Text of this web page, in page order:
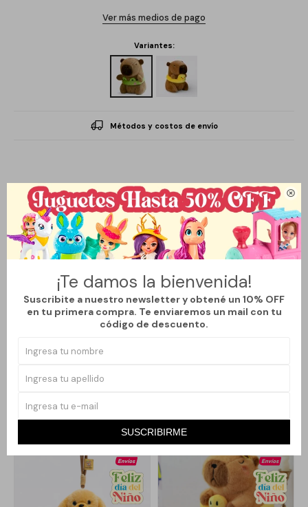

¡Te damos la bienvenida!
Suscribite a nuestro newsletter y obtené un 10% OFF
en tu primera compra. Te enviaremos un mail con tu
código de descuento.
SUSCRIBIRME
Ver más medios de pago
Variantes:
Métodos y costos de envío
Descripción
Este peluche es perfecto para abrazar y decorar cualquier
compañero ideal para niños y adultos por igual.
Su forma de capibara con flotador añade un toque de
originalidad y alegría, convirtiéndolo en un elemento decorativo
Productos que te pueden interesar